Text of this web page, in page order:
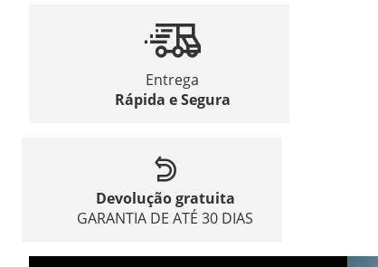
Entrega
Rápida e Segura
Devolução gratuita
GARANTIA DE ATÉ 30 DIAS